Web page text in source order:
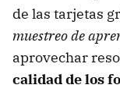
de las tarjetas
muestreo de
aprovechar
calidad de los